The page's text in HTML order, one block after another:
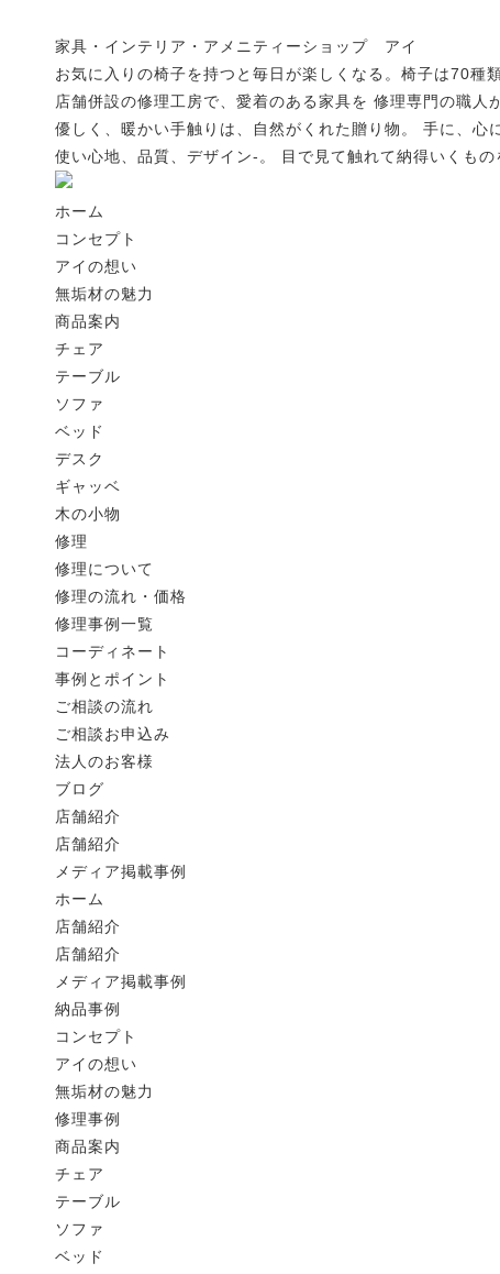
TOP コンセプト
アイの想い
aiSTYLE
チェア
家具・インテリア・アメニティーショップ アイ
お気に入りの椅子を持つと毎日が楽しくなる。椅子は70種
店舗併設の修理工房で、愛着のある家具を 修理専門の職人
優しく、暖かい手触りは、自然がくれた贈り物。 手に、心
使い心地、品質、デザイン-。 目で見て触れて納得いくもの
ホーム
コンセプト
アイの想い
無垢材の魅力
商品案内
チェア
テーブル
ソファ
ベッド
デスク
ギャッベ
木の小物
修理
修理について
修理の流れ・価格
修理事例一覧
コーディネート
事例とポイント
ご相談の流れ
ご相談お申込み
法人のお客様
ブログ
店舗紹介
店舗紹介
メディア掲載事例
ホーム
店舗紹介
店舗紹介
メディア掲載事例
納品事例
コンセプト
アイの想い
無垢材の魅力
修理事例
商品案内
チェア
テーブル
ソファ
ベッド
今週も出張に出てました。出張二日目は東京にて造作ソファをお
イベント
2026.07.20
2026 SUMMER SALE！！8月1日（土）～8月31日（月）
【最大50%OFF】現品限りの特別な1ヶ月。今年も「サマーセール
ブ ロ グ
2026.07.12
低座スタイル
今朝のお届け。低座のダイニング。座卓生活からの買い替え。床
ブ ロ グ
2026.07.07
本日のランチ。きゅうりと豚ひきのドライカレー。みじん切りの
ブ ロ グ
2026.07.04
サマーセール
2026.07.25
イベント
2026.07.20
2026 SUMMER SALE！！8月1日（土）～8月31日（月）
EVENT ＆ WORK SHOP
イベント
2026.07.20
2026 SUMMER SALE！！8月1日（土）～8月31日（月）
【最大50%OFF】現品限りの特別な1ヶ月。今年も「サマーセー